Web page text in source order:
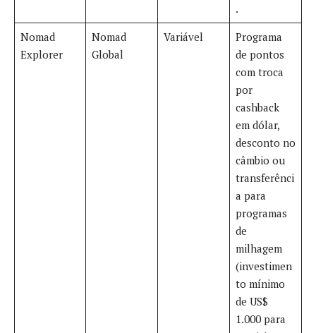
.
Nomad
Explorer
Nomad
Global
Variável
Programa
de pontos
com troca
por
cashback
em dólar,
desconto no
câmbio ou
transferênci
a para
programas
de
milhagem
(investimen
to mínimo
de US$
1.000 para